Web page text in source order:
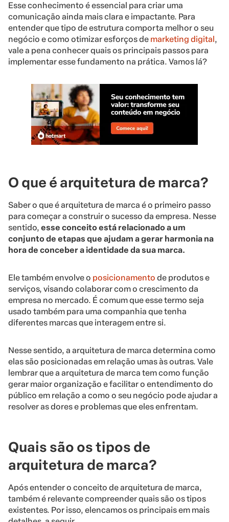
Esse conhecimento é essencial para criar uma
comunicação ainda mais clara e impactante. Para
entender que tipo de estrutura comporta melhor o seu
negócio e como otimizar esforços de marketing digital ,
vale a pena conhecer quais os principais passos para
implementar esse fundamento na prática. Vamos lá?
O que é arquitetura de marca?
Saber o que é arquitetura de marca é o primeiro passo
para começar a construir o sucesso da empresa. Nesse
sentido, esse conceito está relacionado a um
conjunto de etapas que ajudam a gerar harmonia na
hora de conceber a identidade da sua marca.
Ele também envolve o posicionamento de produtos e
serviços, visando colaborar com o crescimento da
empresa no mercado. É comum que esse termo seja
usado também para uma companhia que tenha
diferentes marcas que interagem entre si.
Nesse sentido, a arquitetura de marca determina como
elas são posicionadas em relação umas às outras. Vale
lembrar que a arquitetura de marca tem como função
gerar maior organização e facilitar o entendimento do
público em relação a como o seu negócio pode ajudar a
resolver as dores e problemas que eles enfrentam.
Quais são os tipos de
arquitetura de marca?
Após entender o conceito de arquitetura de marca,
também é relevante compreender quais são os tipos
existentes. Por isso, elencamos os principais em mais